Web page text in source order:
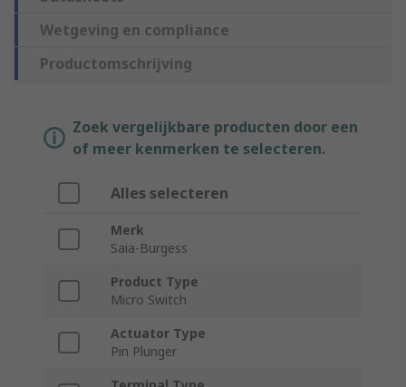
Wetgeving en compliance
Productomschrijving
Zoek vergelijkbare producten door een
of meer kenmerken te selecteren.
Alles selecteren
Merk
Saia-Burgess
Product Type
Micro Switch
Actuator Type
Pin Plunger